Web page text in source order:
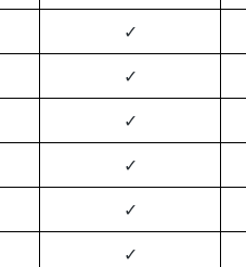
✓
✓
✓
✓
✓
✓